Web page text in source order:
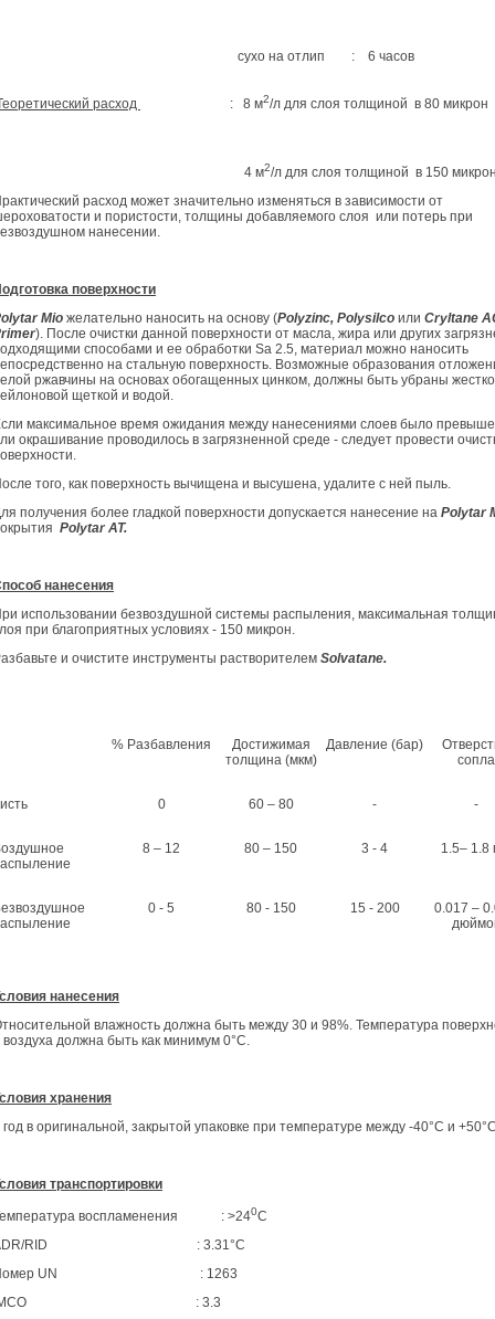
сухо на отлип : 6 часов
расход : 8 м2/л для слоя толщиной в 80 микрон
4 м2/л для слоя толщиной в 150
расход может значительно изменяться в зависимости от
и пористости, толщины добавляемого слоя или потерь при
нанесении.
поверхности
Mio желательно наносить на основу (Polyzinc, Polysilco или Cryltane
). После очистки данной поверхности от масла, жира или других
способами и ее обработки Sa 2.5, материал можно наносить
на стальную поверхность. Возможные образования
ржавчины на основах обогащенных цинком, должны быть убраны
щеткой и водой.
максимальное время ожидания между нанесениями слоев было
окрашивание проводилось в загрязненной среде - следует провести
того, как поверхность вычищена и высушена, удалите с ней пыль.
получения более гладкой поверхности допускается нанесение на Polytar
Polytar AT.
нанесения
использовании безвоздушной системы распыления, максимальная
при благоприятных условиях - 150 микрон.
и очистите инструменты растворителем Solvatane.
% Разбавления
Достижимая
толщина (мкм)
Давление (бар)
сопла
0 60 – 80 - -
8 – 12 80 – 150 3 - 4 1.5– 1.8
0 - 5 80 - 150 15 - 200
0.017 –
нанесения
влажность должна быть между 30 и 98%. Температура
воздуха должна быть как минимум 0°С.
хранения
год в оригинальной, закрытой упаковке при температуре между -40°С и
транспортировки
воспламенения : >240С
RID : 3.31°С
UN : 1263
: 3.3